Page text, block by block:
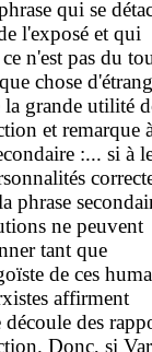
qui se
l'exposé et qui
n'est pas du
chose
grande utilité
et remarque
:... si à
phrase
ne peuvent
tant que
de ces
affirment
des
Donc, si